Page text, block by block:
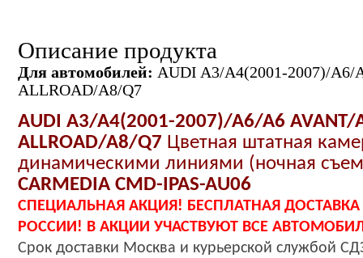
Описание продукта
Для автомобилей: AUDI A3/A4(2001-2007)/A6/
ALLROAD/A8/Q7
AUDI A3/A4(2001-2007)/A6/A6 AVANT/
ALLROAD/A8/Q7 Цветная штатная
динамическими линиями (ночная
CARMEDIA CMD-IPAS-AU06
СПЕЦИАЛЬНАЯ АКЦИЯ! БЕСПЛАТНАЯ
РОССИИ! В АКЦИИ УЧАСТВУЮТ ВСЕ
Срок доставки Москва и курьерской службой